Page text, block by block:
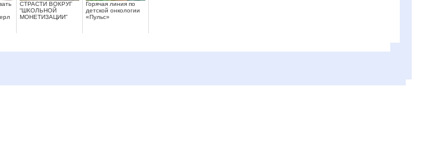
СТРАСТИ ВОКРУГ
“ШКОЛЬНОЙ
МОНЕТИЗАЦИИ”
Горячая линия по
детской онкологии
«Пульс»